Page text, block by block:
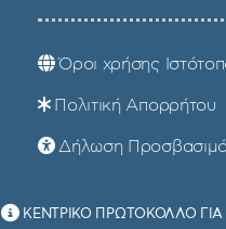
Όροι χρήσης
Πολιτική Απορρήτου
Δήλωση
ΚΕΝΤΡΙΚΟ ΠΡΩΤΟΚΟΛΛΟ